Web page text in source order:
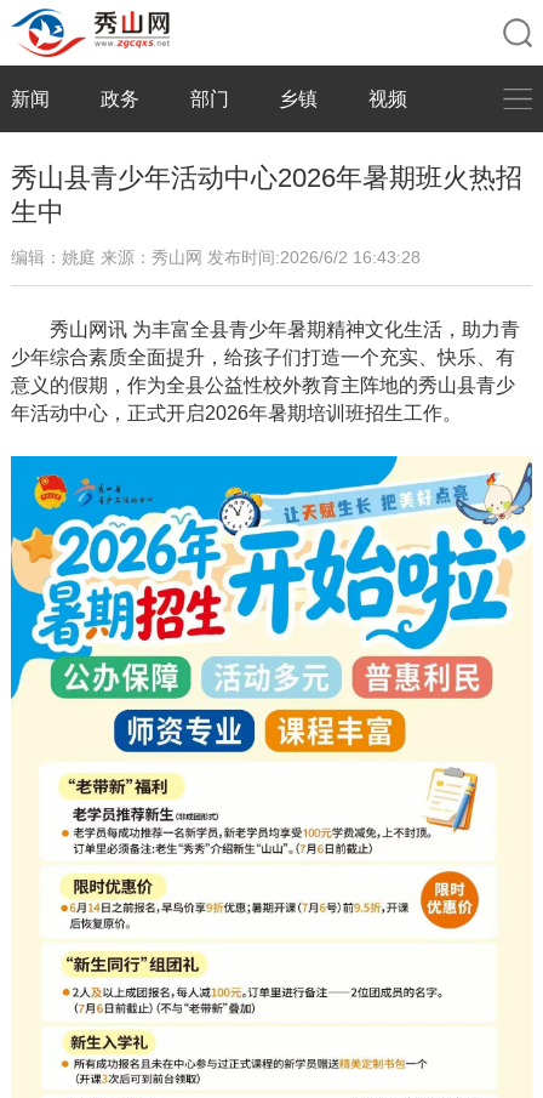
新闻 政务 部门 乡镇 视频
秀山县青少年活动中心2026年暑期班火热招
生中
编辑：姚庭 来源：秀山网 发布时间:2026/6/2 16:43:28
秀山网讯 为丰富全县青少年暑期精神文化生活，助力青
少年综合素质全面提升，给孩子们打造一个充实、快乐、有
意义的假期，作为全县公益性校外教育主阵地的秀山县青少
年活动中心，正式开启2026年暑期培训班招生工作。